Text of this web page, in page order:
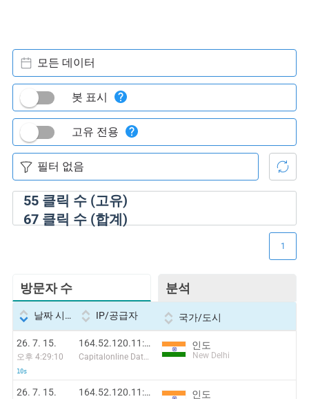
55클릭 수 (고유)
67클릭 수 (합계)
모든 데이터
봇 표시
고유 전용
방문자 수 분석
1
날짜 시간 IP/공급자 국가/도시
26. 7. 15.
오후 4:29:10
10s
164.52.120.11:18296
Capitalonline Data Service (HK) Co
인도
New Delhi
26. 7. 15. 164.52.120.11:49400 인도